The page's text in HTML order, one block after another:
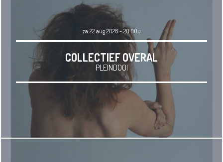
za 22 aug 2026 - 20.00u
COLLECTIEF OVERAL
PLEINDOOI